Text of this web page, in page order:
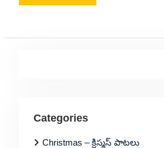
Categories
Christmas – క్రిస్మస్ పాటలు